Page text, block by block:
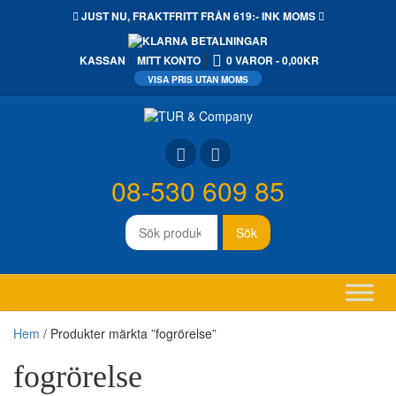
JUST NU,FRAKTFRITTFRÅN 619:- INK MOMS
KASSAN MITT KONTO 0 VAROR 0,00KR
Sök
efter:
Sök
08-530 609 85
Hem / Produkter märkta ”fogrörelse”
fogrörelse